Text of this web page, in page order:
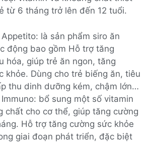
từ 6 tháng trở lên đến 12 tuổi.
là sản phẩm siro ăn
động bao gồm Hỗ trợ tăng
hóa, giúp trẻ ăn ngon, tăng
khỏe. Dùng cho trẻ biếng ăn, tiêu
thu dinh dưỡng kém, chậm lớn…
bổ sung một số vitamin
chất cho cơ thể, giúp tăng cường
Hỗ trợ tăng cường sức khỏe
giai đoạn phát triển, đặc biệt